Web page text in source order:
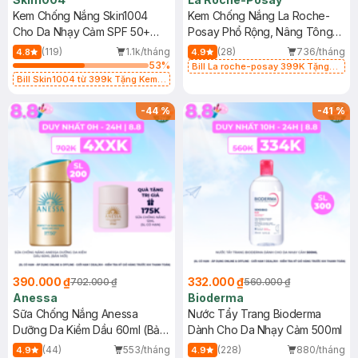
Kem Chống Nắng Skin1004
Cho Da Nhạy Cảm SPF 50+
50ml
4.8 (119)
1.1k/tháng
53%
Bill Skin1004 từ 399k Tặng Kem
SPF 50+ 20ml (SL Có Hạn)
Kem Chống Nắng La Roche-
Posay Phổ Rộng, Nâng Tông
Kiềm Dầu 50ml
4.9 (28) 736/tháng
Bill La roche-posay 399K Tặng
-44%
390.000 ₫702.000 ₫
Anessa
Sữa Chống Nắng Anessa
Dưỡng Da Kiềm Dầu 60ml (Bản
Mới)
4.9 (44)
553/tháng
-41%
332.000 ₫560.000 ₫
Bioderma
Nước Tẩy Trang Bioderma
Dành Cho Da Nhạy Cảm 500ml
4.9 (228)
880/tháng